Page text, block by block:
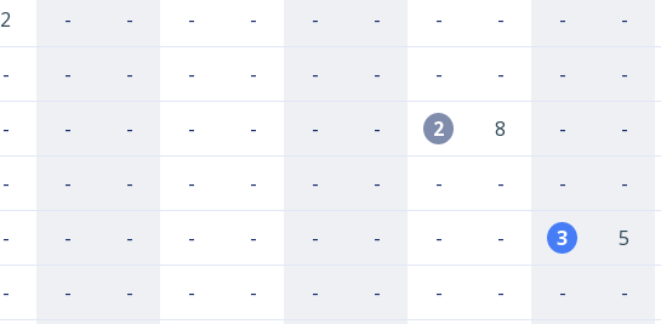
2 - - - - - - - - - -
- - - - - - - - - - -
- - - - - - - 2 8 - -
- - - - - - - - - - -
- - - - - - - - - 3 5
- - - - - - - - - - -